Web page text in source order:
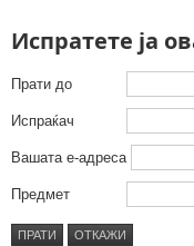
Испратете ја
Прати до
Испраќач
Вашата е-адреса
Предмет
ПРАТИ ОТКАЖИ